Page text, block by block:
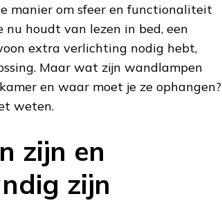
manier om sfeer en functionaliteit
nu houdt van lezen in bed, een
extra verlichting nodig hebt,
Maar wat zijn wandlampen
en waar moet je ze ophangen?
weten.
zijn en
zijn